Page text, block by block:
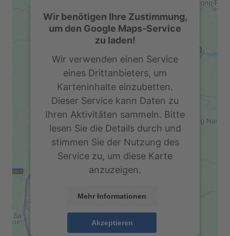
Wir benötigen Ihre Zustimmung,
um den Google Maps-Service
zu laden!
Wir verwenden einen Service
eines Drittanbieters, um
Karteninhalte einzubetten.
Dieser Service kann Daten zu
Ihren Aktivitäten sammeln. Bitte
lesen Sie die Details durch und
stimmen Sie der Nutzung des
Service zu, um diese Karte
anzuzeigen.
Mehr Informationen
Akzeptieren